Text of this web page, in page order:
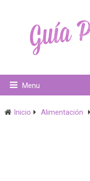
Menu
Inicio Alimentación